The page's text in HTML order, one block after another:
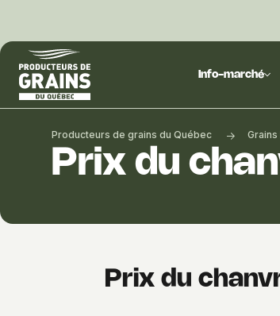
Producteurs
de
grains
Québec
Info-marché
Producteurs de grains du Québec
Prix du
Prix du